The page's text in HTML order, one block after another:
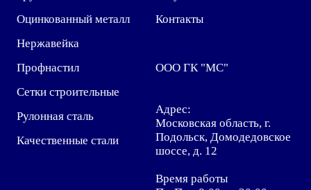
Оцинкованный металл
Нержавейка
Профнастил
Сетки строительные
Рулонная сталь
Качественные стали
Контакты
ООО ГК "МС"
Адрес:
Московская область, г.
Подольск, Домодедовское
шоссе, д. 12
Время работы